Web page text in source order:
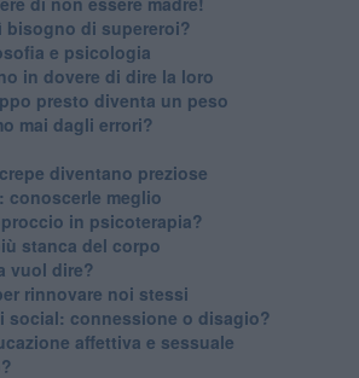
bisogno di supereroi?
e psicologia
in dovere di dire la loro
presto diventa un peso
mai dagli errori?
diventano preziose
conoscerle meglio
in psicoterapia?
stanca del corpo
vuol dire?
rinnovare noi stessi
social: connessione o disagio?
affettiva e sessuale